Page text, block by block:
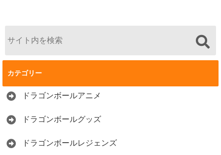
カテゴリー
ドラゴンボールアニメ
ドラゴンボールグッズ
ドラゴンボールレジェンズ